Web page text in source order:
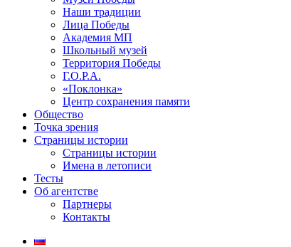
Наши традиции
Лица Победы
Академия МП
Школьный музей
Территория Победы
Г.О.Р.А.
«Поклонка»
Центр сохранения памяти
Общество
Точка зрения
Страницы истории
Страницы истории
Имена в летописи
Тесты
Об агентстве
Партнеры
Контакты